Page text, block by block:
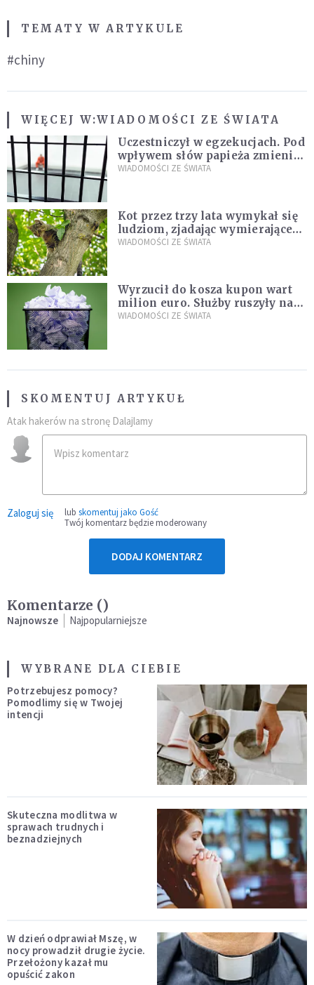
TEMATY W ARTYKULE
#chiny
WIĘCEJ W:WIADOMOŚCI ZE ŚWIATA
Uczestniczył w egzekucjach. Pod
wpływem słów papieża zmienił
zdanie
WIADOMOŚCI ZE ŚWIATA
Kot przez trzy lata wymykał się
ludziom, zjadając wymierające
kaczki. W końcu popełnił
WIADOMOŚCI ZE ŚWIATA
Wyrzucił do kosza kupon wart
milion euro. Służby ruszyły na
poszukiwania
WIADOMOŚCI ZE ŚWIATA
SKOMENTUJ ARTYKUŁ
Atak hakerów na stronę Dalajlamy
Zaloguj się lub skomentuj jako Gość
Twój komentarz będzie moderowany
DODAJ KOMENTARZ
Komentarze ()
Najnowsze Najpopularniejsze
WYBRANE DLA CIEBIE
Potrzebujesz pomocy?
Pomodlimy się w Twojej
intencji
Skuteczna modlitwa w
sprawach trudnych i
beznadziejnych
W dzień odprawiał Mszę, w
nocy prowadził drugie życie.
Przełożony kazał mu
opuścić zakon